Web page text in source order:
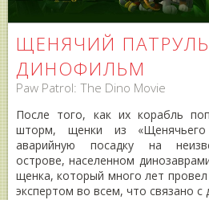
ЩЕНЯЧИЙ
ДИНОФИЛЬМ
Paw Patrol: The Dino Movie
После того, как их корабль
шторм, щенки из «Щенячьего
аварийную посадку на
острове, населенном
щенка, который много лет
экспертом во всем, что связано с